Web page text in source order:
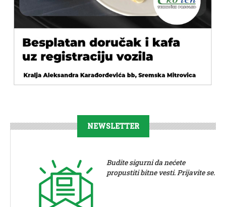
NEWSLETTER
Budite sigurni da nećete
propustiti bitne vesti. Prijavite se.